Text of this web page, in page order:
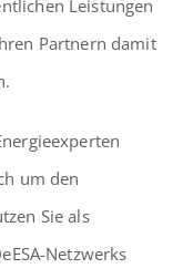
Leistungen
Partnern damit
um den
Sie als
Netzwerks